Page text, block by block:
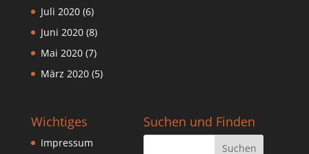
Juli 2020(6)
Juni 2020(8)
Mai 2020(7)
März 2020(5)
Wichtiges
Impressum
Suchen und Finden